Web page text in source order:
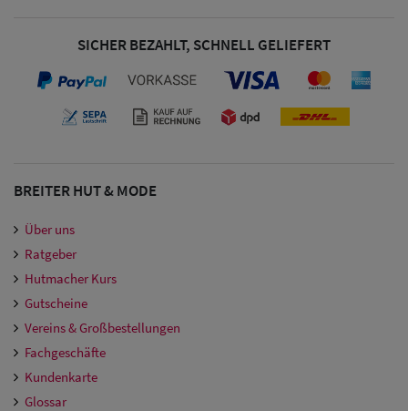
SICHER BEZAHLT, SCHNELL GELIEFERT
BREITER HUT & MODE
Über uns
Ratgeber
Hutmacher Kurs
Gutscheine
Vereins & Großbestellungen
Fachgeschäfte
Kundenkarte
Glossar